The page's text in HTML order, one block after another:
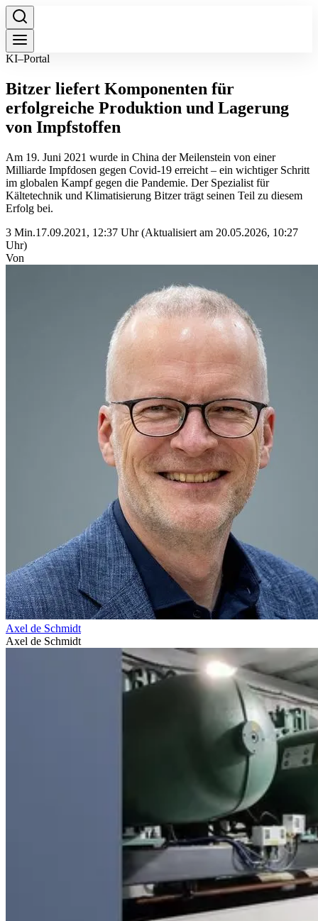
KI–Portal
Bitzer liefert Komponenten für
erfolgreiche Produktion und Lagerung
von Impfstoffen
Am 19. Juni 2021 wurde in China der Meilenstein von einer
Milliarde Impfdosen gegen Covid-19 erreicht – ein wichtiger Schritt
im globalen Kampf gegen die Pandemie. Der Spezialist für
Kältetechnik und Klimatisierung Bitzer trägt seinen Teil zu diesem
Erfolg bei.
3 Min.17.09.2021, 12:37 Uhr(Aktualisiert am 20.05.2026, 10:27
Uhr)
Von
Axel de Schmidt
Axel de Schmidt